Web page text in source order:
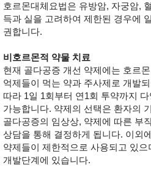
호르몬대체요법은 유방암, 자궁암,
득과 실을 고려하여 제한된 경우에
권합니다.
비호르몬적 약물 치료
현재 골다공증 개선 약제에는 호르
억제들이 먹는 약과 주사제로 개발
따라 1일 1회부터 연1회 투약까지
가능합니다. 약제의 선택은 환자의
골다공증의 임상상, 약제에 따른 부
상담을 통해 결정하게 됩니다. 이외
약제들이 제한적으로 사용되고 있으
개발단계에 있습니다.